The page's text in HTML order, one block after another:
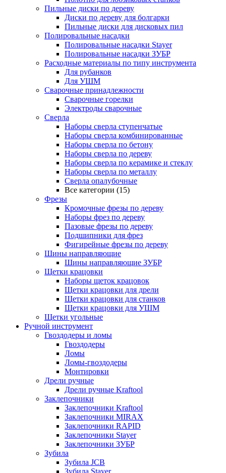
Пильные диски по дереву
Диски по дереву для болгарки
Пильные диски для дисковых пил
Полировальные насадки
Полировальные насадки Stayer
Полировальные насадки ЗУБР
Расходные материалы по типу инструмента
Для рубанков
Для УШМ
Сварочные принадлежности
Сварочные горелки
Электроды сварочные
Сверла
Наборы cверла ступенчатые
Наборы сверла комбинированные
Наборы сверла по бетону
Наборы сверла по дереву
Наборы сверла по керамике и стеклу
Наборы сверла по металлу
Сверла опалубочные
Все категории (15)
Фрезы
Кромочные фрезы по дереву
Наборы фрез по дереву
Пазовые фрезы по дереву
Подшипники для фрез
Фигирейные фрезы по дереву
Шины направляющие
Шины направляющие ЗУБР
Щетки крацовки
Наборы щеток крацовок
Щетки крацовки для дрели
Щетки крацовки для станков
Щетки крацовки для УШМ
Щетки угольные
Ручной инструмент
Гвоздодеры и ломы
Гвоздодеры
Ломы
Ломы-гвоздодеры
Монтировки
Дрели ручные
Дрели ручные Kraftool
Заклепочники
Заклепочники Kraftool
Заклепочники MIRAX
Заклепочники RAPID
Заклепочники Stayer
Заклепочники ЗУБР
Зубила
Зубила JCB
Зубила Stayer